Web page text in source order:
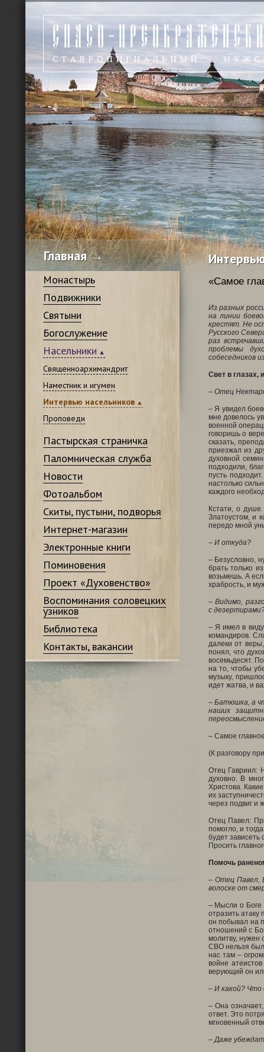
Главная →
Монастырь
Подвижники
Святыни
Богослужение
Насельники
Священноархимандрит
Наместник и игумен
Интервью насельников
Проповеди
Пастырская страничка
Паломническая служба
Новости
Фотоальбом
Скиты, пустыни, подворья
Интернет-магазин
Электронные книги
Поминовения
Проект «Духовенство»
Воспоминания соловецких
узников
Библиотека
Контакты, вакансии
«Самое
Из разных
на линии
крестят. Не
Русского
раз
проблемы
собеседников
Свет в глазах,
– Отец
– Я увидел
мне довелось
военной
говоришь о
сказать,
приезжал из
духовной
подходили,
пусть
настолько
каждого
Кстати, о
Златоустом, и
передо мной
– И откуда?
– Безусловно,
брать только
возьмешь. А
храбрость, и
– Видимо,
с
– Я имел в виду
командиров.
далеки от
понял, что
восемьдесят.
на то, чтобы
музыку,
идет жатва, и
– Батюшка, а
наших
– Самое
(К разговору
Отец Гавриил:
духовно. В
Христова.
их
через подвиг и
Отец Павел:
помогло, и
будет зависеть
Просить
Помочь
– Отец Павел,
волоске от
– Мысли о Боге
отразить атаку
он побывал на
отношений с
молитву, нужен
СВО нельзя
нас там –
войне
верующий он
– И какой? Что
– Она
ответ. Это
мгновенный
– Даже